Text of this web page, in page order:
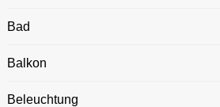
Bad
Balkon
Beleuchtung